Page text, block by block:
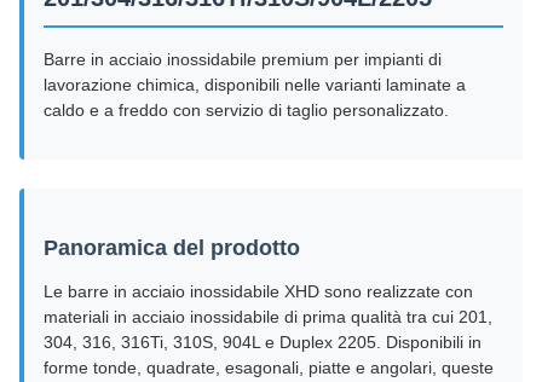
Barre in acciaio inossidabile premium per impianti di
lavorazione chimica, disponibili nelle varianti laminate a
caldo e a freddo con servizio di taglio personalizzato.
Panoramica del prodotto
Le barre in acciaio inossidabile XHD sono realizzate con
materiali in acciaio inossidabile di prima qualità tra cui 201,
304, 316, 316Ti, 310S, 904L e Duplex 2205. Disponibili in
forme tonde, quadrate, esagonali, piatte e angolari, queste